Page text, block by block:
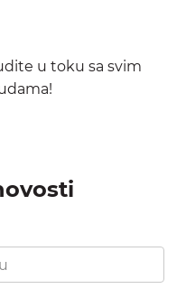
u toku sa svim